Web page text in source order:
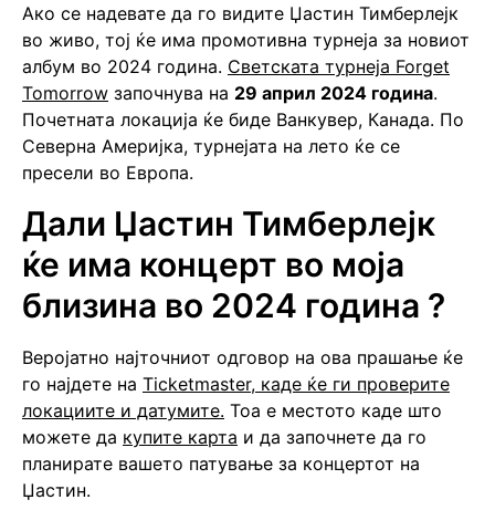
Ако се надевате да го видите Џастин Тимберлејк
во живо, тој ќе има промотивна турнеја за новиот
албум во 2024 година. Светската турнеја Forget
Tomorrow започнува на 29 април 2024 година.
Почетната локација ќе биде Ванкувер, Канада. По
Северна Америјка, турнејата на лето ќе се
пресели во Европа.
Дали Џастин Тимберлејк
ќе има концерт во моја
близина во 2024 година ?
Веројатно најточниот одговор на ова прашање ќе
го најдете на Ticketmaster, каде ќе ги проверите
локациите и датумите. Тоа е местото каде што
можете да купите карта и да започнете да го
планирате вашето патување за концертот на
Џастин.